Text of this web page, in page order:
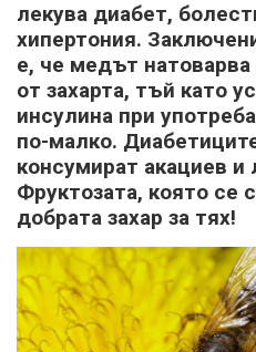
лекува диабет,
хипертония.
е, че медът
от захарта, тъй като
инсулина при
по-малко.
консумират акациев и
Фруктозата, която
добрата захар за тях!